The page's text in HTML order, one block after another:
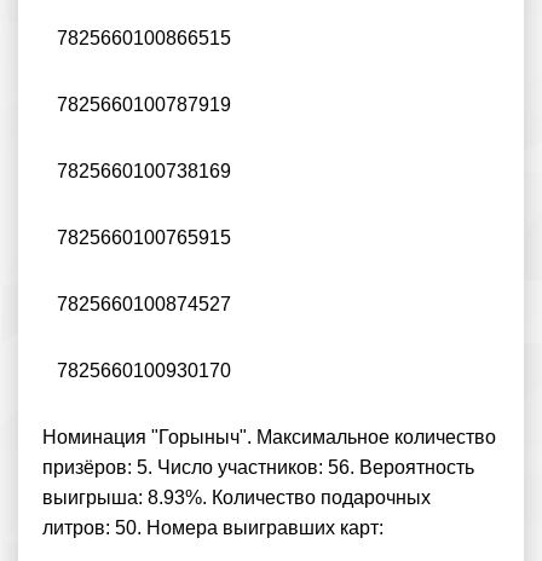
7825660100866515
7825660100787919
7825660100738169
7825660100765915
7825660100874527
7825660100930170
Номинация "Горыныч". Максимальное количество
призёров: 5. Число участников: 56. Вероятность
выигрыша: 8.93%. Количество подарочных
литров: 50. Номера выигравших карт: